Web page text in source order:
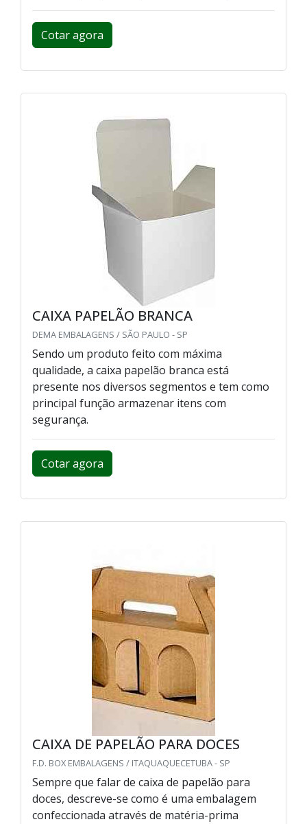
Cotar agora
CAIXA PAPELÃO BRANCA
DEMA EMBALAGENS / SÃO PAULO - SP
Sendo um produto feito com máxima
qualidade, a caixa papelão branca está
presente nos diversos segmentos e tem como
principal função armazenar itens com
segurança.
Cotar agora
CAIXA DE PAPELÃO PARA DOCES
F.D. BOX EMBALAGENS / ITAQUAQUECETUBA - SP
Sempre que falar de caixa de papelão para
doces, descreve-se como é uma embalagem
confeccionada através de matéria-prima